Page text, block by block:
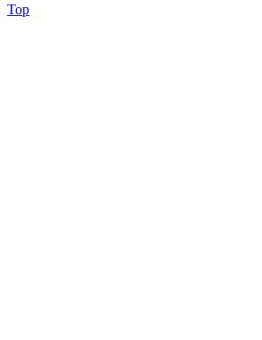
Top